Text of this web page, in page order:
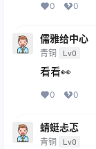
0 0
儒雅给中心
青铜 Lv0
看看👀
0 0
蜻蜓忐忑
青铜 Lv0